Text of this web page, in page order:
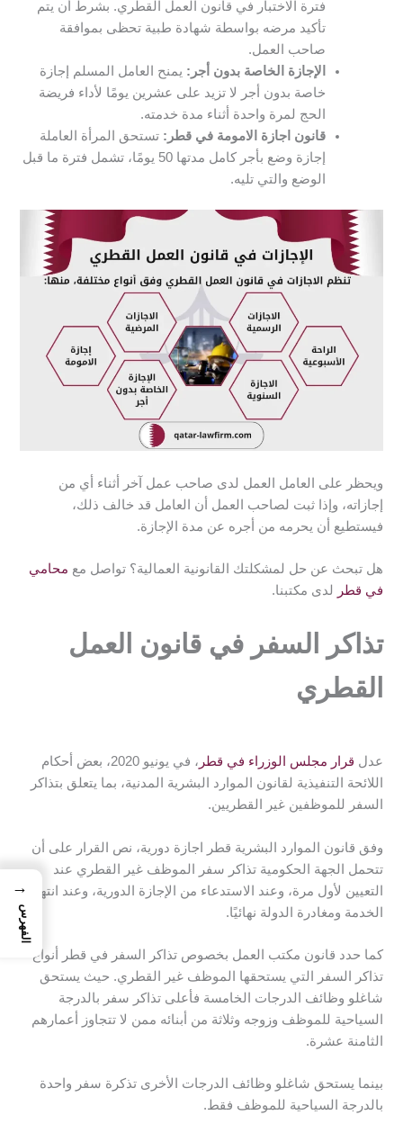
فترة الاختبار في قانون العمل القطري. بشرط أن يتم
تأكيد مرضه بواسطة شهادة طبية تحظى بموافقة
صاحب العمل.
الإجازة الخاصة بدون أجر: يمنح العامل المسلم إجازة
خاصة بدون أجر لا تزيد على عشرين يومًا لأداء فريضة
الحج لمرة واحدة أثناء مدة خدمته.
قانون اجازة الامومة في قطر: تستحق المرأة العاملة
إجازة وضع بأجر كامل مدتها 50 يومًا، تشمل فترة ما قبل
الوضع والتي تليه.
ويحظر على العامل العمل لدى صاحب عمل آخر أثناء أي من
إجازاته، وإذا ثبت لصاحب العمل أن العامل قد خالف ذلك،
فيستطيع أن يحرمه من أجره عن مدة الإجازة.
هل تبحث عن حل لمشكلتك القانونية العمالية؟ تواصل مع محامي
في قطر
لدى مكتبنا.
تذاكر السفر في قانون العمل
القطري
عدل قرار مجلس الوزراء في قطر
، في يونيو 2020، بعض أحكام
اللائحة التنفيذية لقانون الموارد البشرية المدنية، بما يتعلق بتذاكر
السفر للموظفين غير القطريين.
وفق قانون الموارد البشرية قطر اجازة دورية، نص القرار على أن
تتحمل الجهة الحكومية تذاكر سفر الموظف غير القطري عند
التعيين لأول مرة، وعند الاستدعاء من الإجازة الدورية، وعند انتهاء
الخدمة ومغادرة الدولة نهائيًا.
كما حدد قانون مكتب العمل بخصوص تذاكر السفر في قطر أنواع
تذاكر السفر التي يستحقها الموظف غير القطري. حيث يستحق
شاغلو وظائف الدرجات الخامسة فأعلى تذاكر سفر بالدرجة
السياحية للموظف وزوجه وثلاثة من أبنائه ممن لا تتجاوز أعمارهم
الثامنة عشرة.
بينما يستحق شاغلو وظائف الدرجات الأخرى تذكرة سفر واحدة
بالدرجة السياحية للموظف فقط.
→
الفهرس